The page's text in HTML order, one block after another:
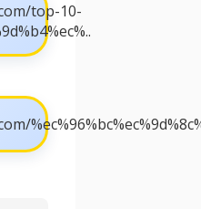
top-10-